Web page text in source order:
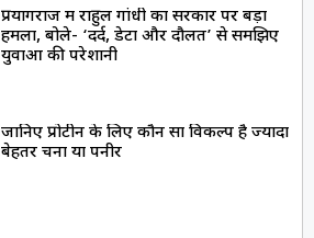
प्रयागराज में राहुल गांधी का सरकार पर बड़ा
हमला, बोले- ‘दर्द, डेटा और दौलत’ से समझिए
युवाओं की परेशानी
जानिए प्रोटीन के लिए कौन सा विकल्प है ज्यादा
बेहतर चना या पनीर